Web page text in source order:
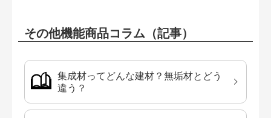
その他機能商品コラム（記事）
集成材ってどんな建材？無垢材とどう
違う？